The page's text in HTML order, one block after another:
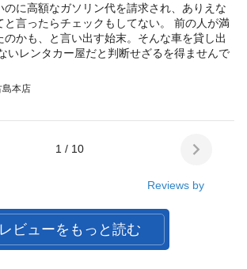
のに高額なガソリン代を請求され、ありえな
と言ったらチェックもしてない。 前の人が満
のかも、と言い出す始末。そんな車を貸し出
いレンタカー屋だと判断せざるを得ませんで
本店
1 / 10
Reviews by
レビューをもっと読む